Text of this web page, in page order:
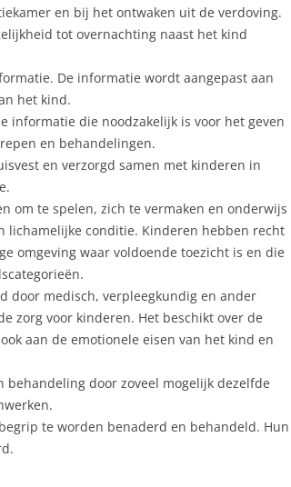
en bij het ontwaken uit de verdoving.
tot overnachting naast het kind
De informatie wordt aangepast aan
het kind.
informatie die noodzakelijk is voor het geven
en behandelingen.
en verzorgd samen met kinderen in
om te spelen, zich te vermaken en onderwijs
lichamelijke conditie. Kinderen hebben recht
omgeving waar voldoende toezicht is en die
door medisch, verpleegkundig en ander
zorg voor kinderen. Het beschikt over de
aan de emotionele eisen van het kind en
door zoveel mogelijk dezelfde
te worden benaderd en behandeld. Hun